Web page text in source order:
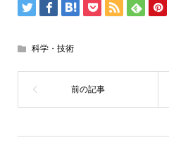
科学・技術